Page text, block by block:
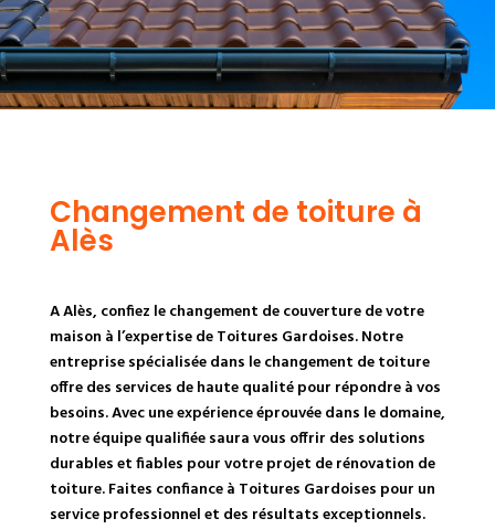
Changement de toiture à
Alès
A Alès, confiez le changement de couverture de votre
maison à l’expertise de Toitures Gardoises. Notre
entreprise spécialisée dans le changement de toiture
offre des services de haute qualité pour répondre à vos
besoins. Avec une expérience éprouvée dans le domaine,
notre équipe qualifiée saura vous offrir des solutions
durables et fiables pour votre projet de rénovation de
toiture. Faites confiance à Toitures Gardoises pour un
service professionnel et des résultats exceptionnels.